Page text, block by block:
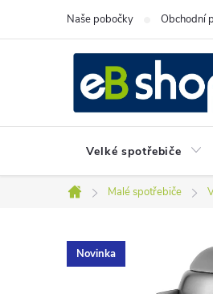
Naše pobočky Obchodní
Velké spotřebiče
Domů
Malé spotřebiče
Novinka